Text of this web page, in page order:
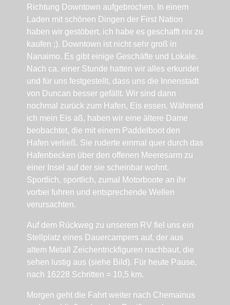
Richtung Downtown aufgebrochen. In einem
Laden mit schönen Dingen der First Nation
haben wir gestöbert, ich habe es geschafft nix zu
kaufen ;). Downtown ist nicht sehr groß in
Nanaimo. Es gibt einige Geschäfte und Lokale.
Nach ca. einer Stunde hatten wir alles erkundet
und für uns festgestellt, dass uns die Innenstadt
von Duncan besser gefällt. Wir sind dann
nochmal zurück zum Hafen, Eis essen. Während
ich mein Eis aß, haben wir eine ältere Dame
beobachtet, die mit einem Paddelboot den
Hafen verließ. Sie ruderte einmal quer durch das
Hafenbecken über den offenen Meeresarm zu
einer Insel auf der sie scheinbar wohnt.
Sportlich, sportlich, zumal Motorboote an ihr
vorbei fuhren und entsprechende Wellen
verursachten.
Auf dem Rückweg zu unserem RV fiel uns ein
Stellplatz eines Dauercampers auf, der aus
altem Metall Zeichentrickfiguren nachbaut, die
sehen lustig aus (siehe Bild). Für heute Pause,
nach 16228 Schritten = 10,5 km.
Morgen geht die Fahrt weiter nach Chemainus